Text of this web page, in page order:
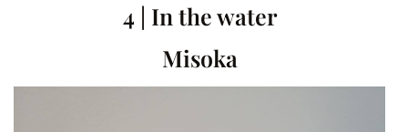
4 | In the water
Misoka